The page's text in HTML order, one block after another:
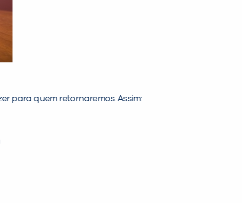
para quem retornaremos. Assim: